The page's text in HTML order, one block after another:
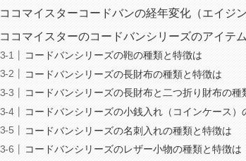
ココマイスターコードバンの経年変化（エイジ
ココマイスターのコードバンシリーズのアイテ
コードバンシリーズの鞄の種類と特徴は
コードバンシリーズの長財布の種類と特徴は
コードバンシリーズの長財布と二つ折り財布の種
コードバンシリーズの小銭入れ（コインケース）
コードバンシリーズの名刺入れの種類と特徴は
コードバンシリーズのレザー小物の種類と特徴は